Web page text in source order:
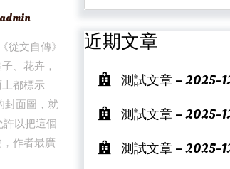
admin
從文自傳》
、花卉，
都標示
封面圖，就
以把這個
作者最廣
近期文章
測試文章 – 2025-
測試文章 – 2025-
測試文章 – 2025-